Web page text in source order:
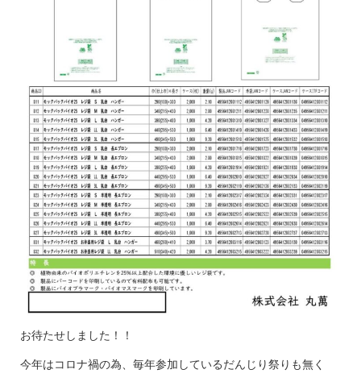
お待たせしました！！
今年はコロナ禍の為、毎年参加しているだんじり祭りも無く